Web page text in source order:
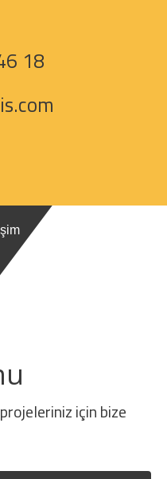
18
için bize